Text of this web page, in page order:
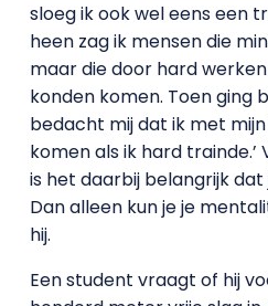
sloeg ik ook wel eens een
heen zag ik mensen die
maar die door hard
konden komen. Toen ging
bedacht mij dat ik met
komen als ik hard
is het daarbij belangrijk
Dan alleen kun je je
hij.
Een student vraagt of hij